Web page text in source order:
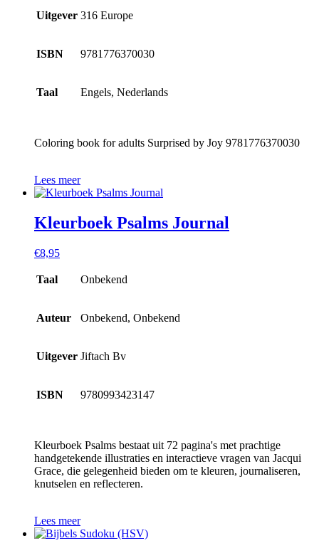
Uitgever 316 Europe
ISBN 9781776370030
Taal Engels, Nederlands
Coloring book for adults Surprised by Joy 9781776370030
Lees meer
Kleurboek Psalms Journal
€8,95
Taal Onbekend
Auteur Onbekend, Onbekend
Uitgever Jiftach Bv
ISBN 9780993423147
Kleurboek Psalms bestaat uit 72 pagina's met prachtige
handgetekende illustraties en interactieve vragen van Jacqui
Grace, die gelegenheid bieden om te kleuren, journaliseren,
knutselen en reflecteren.
Lees meer